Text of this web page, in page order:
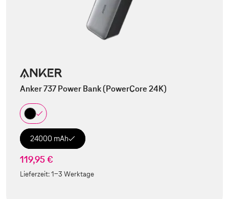
Anker 737 Power Bank (PowerCore 24K)
24000 mAh
119,95 €
Lieferzeit:1-3 Werktage